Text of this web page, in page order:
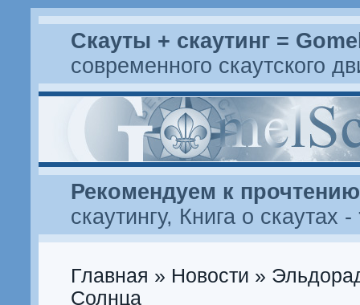
Скауты + скаутинг =
современного скаутского
Рекомендуем к прочтению
скаутингу, Книга о скаутах -
Главная » Новости »
Солнца